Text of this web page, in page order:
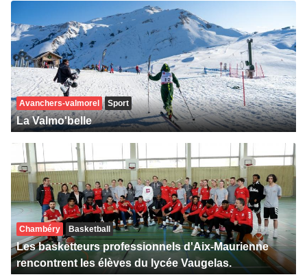
Avanchers-valmorel Sport
La Valmo'belle
Chambéry Basketball
Les basketteurs professionnels d'Aix-Maurienne
rencontrent les élèves du lycée Vaugelas.